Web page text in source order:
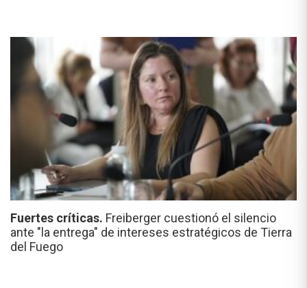
Fuertes críticas. Freiberger cuestionó el silencio
ante "la entrega" de intereses estratégicos de Tierra
del Fuego